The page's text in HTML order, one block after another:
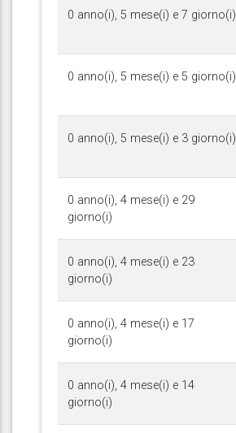
0 anno(i), 5 mese(i) e 7 giorno(i)
0 anno(i), 5 mese(i) e 5 giorno(i)
0 anno(i), 5 mese(i) e 3 giorno(i)
0 anno(i), 4 mese(i) e 29
giorno(i)
0 anno(i), 4 mese(i) e 23
giorno(i)
0 anno(i), 4 mese(i) e 17
giorno(i)
0 anno(i), 4 mese(i) e 14
giorno(i)